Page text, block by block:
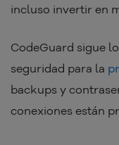
incluso invertir en
CodeGuard sigue
seguridad para la
backups y
conexiones están